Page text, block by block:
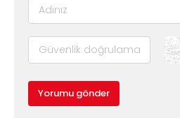
Yorumu gönder